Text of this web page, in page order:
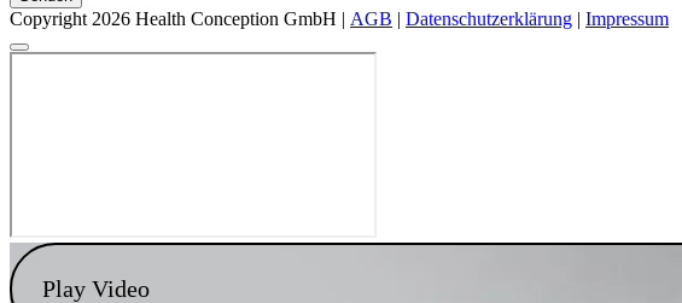
Copyright 2026 Health Conception GmbH | AGB | Datenschutzerklärung | Impressum
Play Video